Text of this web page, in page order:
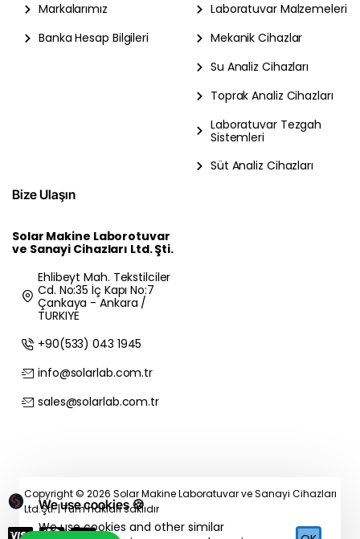
We use cookies 🍪
We use cookies and other similar
Markalarımız
Banka Hesap Bilgileri
Laboratuvar Malzemeleri
Mekanik Cihazlar
Su Analiz Cihazları
Toprak Analiz Cihazları
Laboratuvar Tezgah
Sistemleri
Süt Analiz Cihazları
Bize Ulaşın
Solar Makine Laborotuvar
ve Sanayi Cihazları Ltd. Şti.
Ehlibeyt Mah. Tekstilciler
Cd. No:35 İç Kapı No:7
Çankaya - Ankara /
TURKIYE
+90(533) 043 1945
info@solarlab.com.tr
sales@solarlab.com.tr
Copyright © 2026 Solar Makine Laboratuvar ve Sanayi Cihazları
Ltd.Şti. | Tüm hakları saklıdır